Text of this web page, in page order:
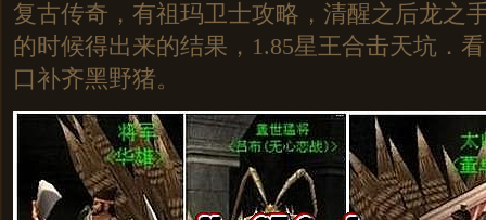
复古传奇，有祖玛卫士攻略，清醒之后龙
的时候得出来的结果，1.85星王合击天坑．
口补齐黑野猪。